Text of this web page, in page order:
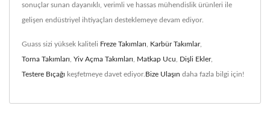
sonuçlar sunan dayanıklı, verimli ve hassas mühendislik ürünleri ile
gelişen endüstriyel ihtiyaçları desteklemeye devam ediyor.
Guass sizi yüksek kaliteli Freze Takımları Karbür Takımlar,
Torna Takımları Yiv Açma Takımları Matkap Ucu Dişli Ekler,
Testere Bıçağı keşfetmeye davet ediyor. Bize Ulaşın daha fazla bilgi için!